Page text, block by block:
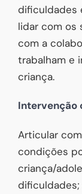
dificuldades
lidar com os
com a
trabalham e
criança.
Intervenção
Articular
condições
criança/
dificuldades;